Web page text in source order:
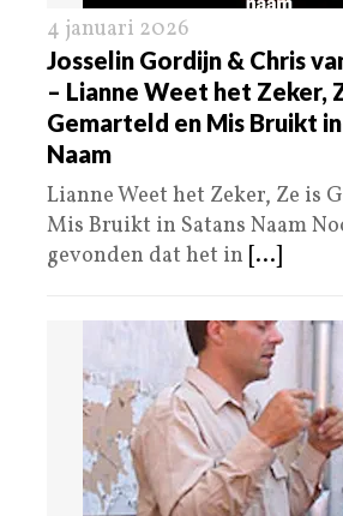
4 januari 2026
Josselin Gordijn & Chris
– Lianne Weet het Zeker,
Gemarteld en Mis Bruikt
Naam
Lianne Weet het Zeker, Ze is
Mis Bruikt in Satans Naam
gevonden dat het in [...]